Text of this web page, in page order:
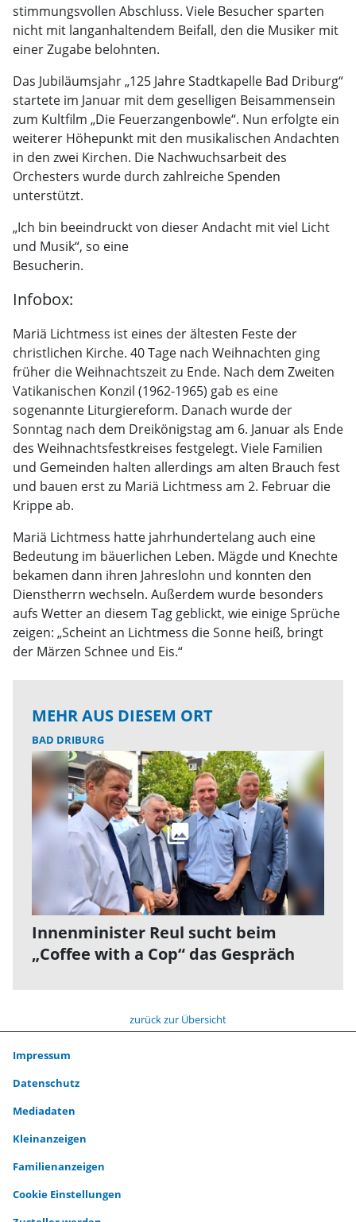
stimmungsvollen Abschluss. Viele Besucher sparten
nicht mit langanhaltendem Beifall, den die Musiker mit
einer Zugabe belohnten.
Das Jubiläumsjahr „125 Jahre Stadtkapelle Bad Driburg“
startete im Januar mit dem geselligen Beisammensein
zum Kultfilm „Die Feuerzangenbowle“. Nun erfolgte ein
weiterer Höhepunkt mit den musikalischen Andachten
in den zwei Kirchen. Die Nachwuchsarbeit des
Orchesters wurde durch zahlreiche Spenden
unterstützt.
„Ich bin beeindruckt von dieser Andacht mit viel Licht
und Musik“, so eine
Besucherin.
Infobox:
Mariä Lichtmess ist eines der ältesten Feste der
christlichen Kirche. 40 Tage nach Weihnachten ging
früher die Weihnachtszeit zu Ende. Nach dem Zweiten
Vatikanischen Konzil (1962-1965) gab es eine
sogenannte Liturgiereform. Danach wurde der
Sonntag nach dem Dreikönigstag am 6. Januar als Ende
des Weihnachtsfestkreises festgelegt. Viele Familien
und Gemeinden halten allerdings am alten Brauch fest
und bauen erst zu Mariä Lichtmess am 2. Februar die
Krippe ab.
Mariä Lichtmess hatte jahrhundertelang auch eine
Bedeutung im bäuerlichen Leben. Mägde und Knechte
bekamen dann ihren Jahreslohn und konnten den
Dienstherrn wechseln. Außerdem wurde besonders
aufs Wetter an diesem Tag geblickt, wie einige Sprüche
zeigen: „Scheint an Lichtmess die Sonne heiß, bringt
der Märzen Schnee und Eis.“
MEHR AUS DIESEM ORT
BAD DRIBURG
Innenminister Reul sucht beim
„Coffee with a Cop“ das Gespräch
zurück zur Übersicht
Impressum
Datenschutz
Mediadaten
Kleinanzeigen
Familienanzeigen
Cookie Einstellungen